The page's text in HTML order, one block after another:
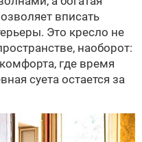
вписать
Это кресло не
наоборот:
где время
суета остается за